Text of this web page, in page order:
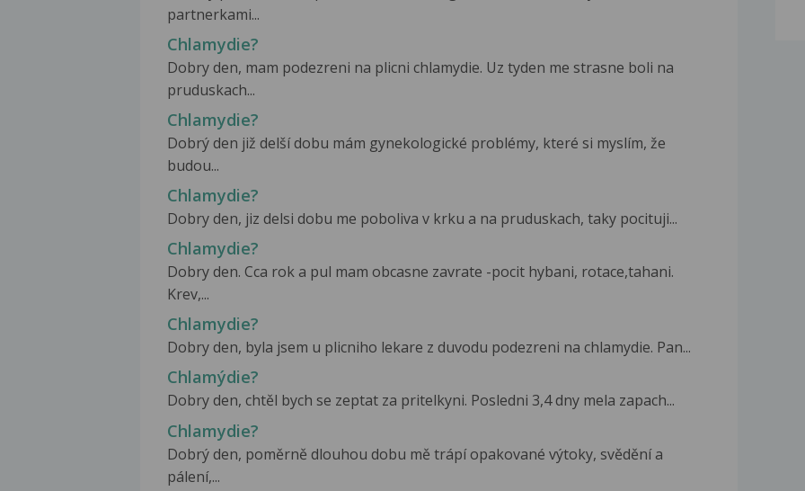
partnerkami...
Chlamydie?
Dobry den, mam podezreni na plicni chlamydie. Uz tyden me strasne boli na
pruduskach...
Chlamydie?
Dobrý den již delší dobu mám gynekologické problémy, které si myslím, že
budou...
Chlamydie?
Dobry den, jiz delsi dobu me poboliva v krku a na pruduskach, taky pocituji...
Chlamydie?
Dobry den. Cca rok a pul mam obcasne zavrate -pocit hybani, rotace,tahani.
Krev,...
Chlamydie?
Dobry den, byla jsem u plicniho lekare z duvodu podezreni na chlamydie. Pan...
Chlamýdie?
Dobry den, chtěl bych se zeptat za pritelkyni. Posledni 3,4 dny mela zapach...
Chlamydie?
Dobrý den, poměrně dlouhou dobu mě trápí opakované výtoky, svědění a
pálení,...